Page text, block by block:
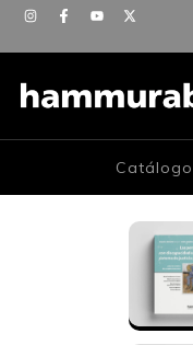
Catálogo